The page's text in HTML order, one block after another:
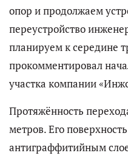
опор и продолжаем
переустройство
планируем к середине
прокомментировал
участка компании
Протяжённость
метров. Его
антиграффитийным